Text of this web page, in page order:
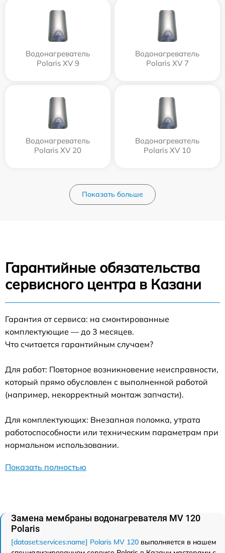
Водонагреватель
Polaris XV 9
Водонагреватель
Polaris XV 7
Водонагреватель
Polaris XV 20
Водонагреватель
Polaris XV 10
Показать больше
Гарантийные обязательства
сервисного центра в Казани
Гарантия от сервиса: на смонтированные
комплектующие — до 3 месяцев.
Что считается гарантийным случаем?
Для работ: Повторное возникновение неисправности,
который прямо обусловлен с выполненной работой
(например, некорректный монтаж запчасти).
Для комплектующих: Внезапная поломка, утрата
работоспособности или техническим параметрам при
нормальном использовании.
Показать полностью
Замена мембраны водонагревателя MV 120
Polaris
[dataset:services:name] Polaris MV 120 выполняется в нашем